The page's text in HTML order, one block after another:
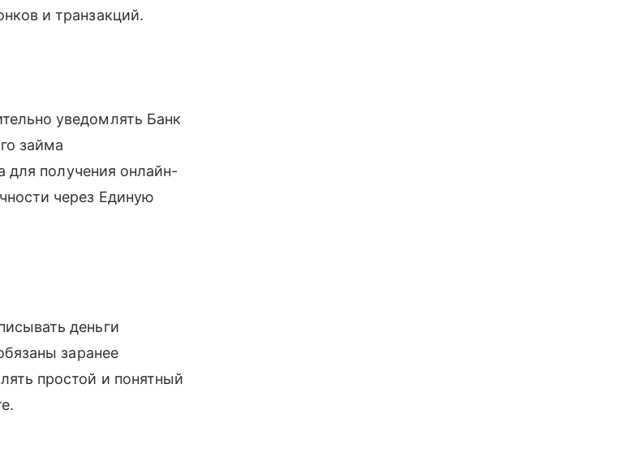
и транзакций.
уведомлять Банк
займа
для получения онлайн-
через Единую
деньги
заранее
простой и понятный